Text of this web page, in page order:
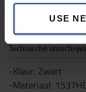
USE
De Sound Shield-
klasse 2 (A)
Technische
-Kleur: Zwart
-Materiaal: